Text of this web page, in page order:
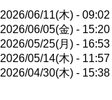
2026/06/11(木) - 09:02
2026/06/05(金) - 15:20
2026/05/25(月) - 16:53
2026/05/14(木) - 11:57
2026/04/30(木) - 15:38